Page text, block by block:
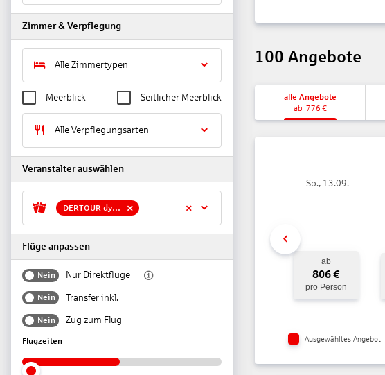
100 Angebote
alle Angebote
ab 776 €
So., 13.09.
ab
806€
pro Person
Ausgewähltes Angebot
Zimmer & Verpflegung
Alle Zimmertypen
Meerblick Seitlicher Meerblick
Alle Verpflegungsarten
Veranstalter auswählen
DERTOUR dynamisch
Flüge anpassen
Nein Nur Direktflüge
Nein Transfer inkl.
Nein Zug zum Flug
Flugzeiten